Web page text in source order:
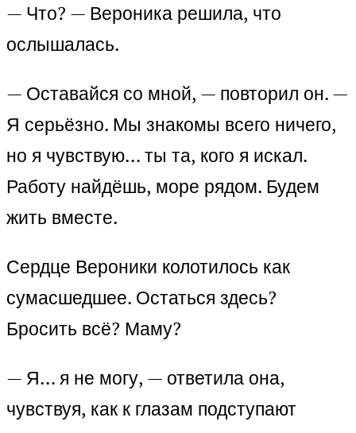
— Что? — Вероника решила, что
ослышалась.
— Оставайся со мной, — повторил он. —
Я серьёзно. Мы знакомы всего ничего,
но я чувствую… ты та, кого я искал.
Работу найдёшь, море рядом. Будем
жить вместе.
Сердце Вероники колотилось как
сумасшедшее. Остаться здесь?
Бросить всё? Маму?
— Я… я не могу, — ответила она,
чувствуя, как к глазам подступают